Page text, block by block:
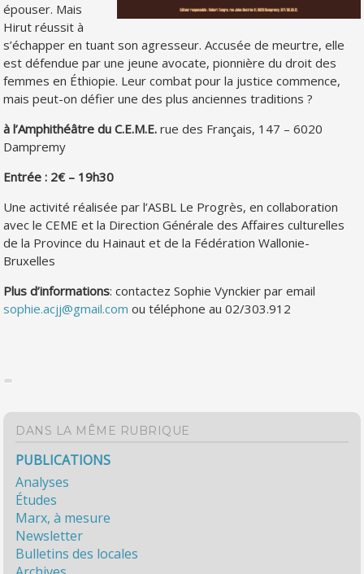
épouser. Mais
Hirut réussit à
s’échapper en tuant son agresseur. Accusée de meurtre, elle
est défendue par une jeune avocate, pionnière du droit des
femmes en Éthiopie. Leur combat pour la justice commence,
mais peut-on défier une des plus anciennes traditions ?
à l’Amphithéâtre du C.E.M.E. rue des Français, 147 – 6020
Dampremy
Entrée : 2€ – 19h30
Une activité réalisée par l’ASBL Le Progrès, en collaboration
avec le CEME et la Direction Générale des Affaires culturelles
de la Province du Hainaut et de la Fédération Wallonie-
Bruxelles
Plus d’informations: contactez Sophie Vynckier par email
sophie.acjj@gmail.com ou téléphone au 02/303.912
DANS LA MÊME RUBRIQUE
PUBLICATIONS
Analyses
Études
Marx, à mesure
Newsletter
Bulletins des locales